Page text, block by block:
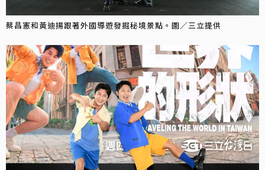
蔡昌憲和黃迪揚跟著外國導遊發掘秘境景點。圖／三立提供